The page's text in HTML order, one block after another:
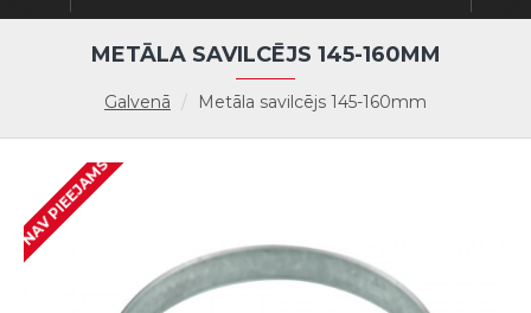
Galvenā Metāla savilcējs 145-160mm
METĀLA SAVILCĒJS 145-160MM
NAV PIEEJAMS